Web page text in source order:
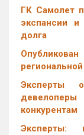
ГК Самолет
экспансии и
долга
Эксперты
конкурентам
Эксперты: